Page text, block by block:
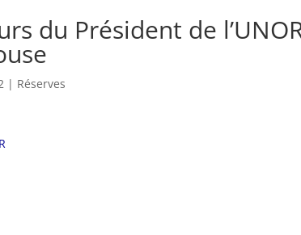
du Président de
| Réserves